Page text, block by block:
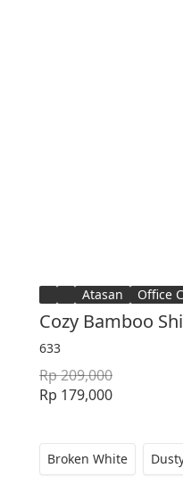
Atasan Office
Cozy Bamboo
633
Rp 209,000
Rp 179,000
Broken White